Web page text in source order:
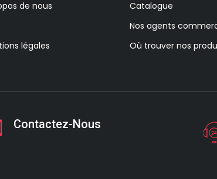
de nous
légales
Catalogue
Nos agents
Où trouver nos
Contactez-Nous